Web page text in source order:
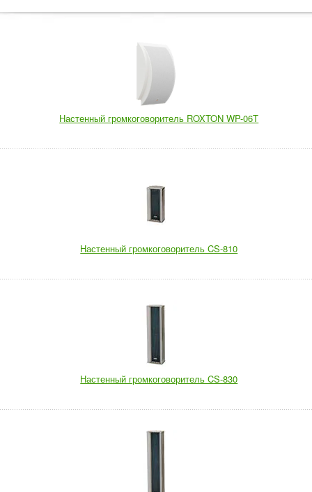
Настенный громкоговоритель ROXTON WP-06T
Настенный громкоговоритель CS-810
Настенный громкоговоритель CS-830